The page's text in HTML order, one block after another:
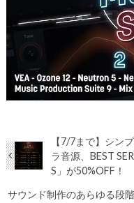
【7/7まで】シン
ラ音源、BEST
S」が50%OFF！
サウンド制作のあらゆる段